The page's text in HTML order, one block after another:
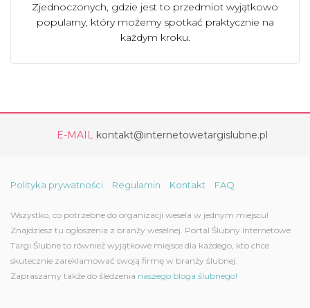
Zjednoczonych, gdzie jest to przedmiot wyjątkowo
popularny, który możemy spotkać praktycznie na
każdym kroku.
E-MAIL kontakt@internetowetargislubne.pl
Polityka prywatności Regulamin Kontakt FAQ
Wszystko, co potrzebne do organizacji wesela w jednym miejscu!
Znajdziesz tu ogłoszenia z branży weselnej. Portal Ślubny Internetowe
Targi Ślubne to również wyjątkowe miejsce dla każdego, kto chce
skutecznie zareklamować swoją firmę w branży ślubnej.
Zapraszamy także do śledzenia naszego bloga ślubnego!